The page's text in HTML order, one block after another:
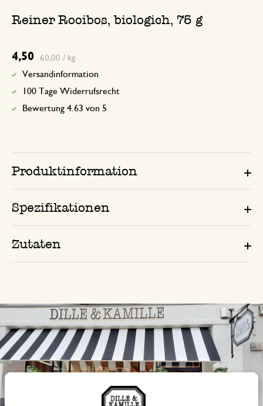
Reiner Rooibos, biologich, 75 g
4,50 60,00 / kg
Versandinformation
100 Tage Widerrufsrecht
Bewertung 4.63 von 5
Produktinformation
Spezifikationen
Zutaten